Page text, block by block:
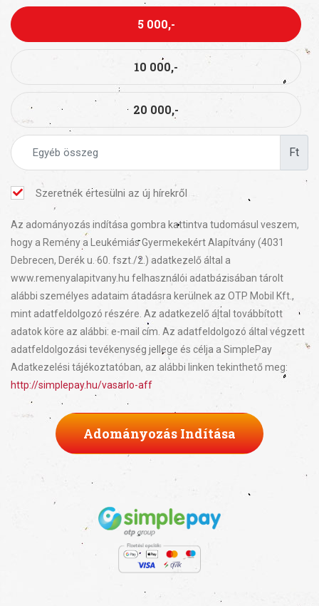
5 000,-
10 000,-
20 000,-
Ft
Szeretnék értesülni az új hírekről
Az adományozás indítása gombra kattintva tudomásul veszem,
hogy a Remény a Leukémiás Gyermekekért Alapítvány (4031
Debrecen, Derék u. 60. fszt./2.) adatkezelő által a
www.remenyalapitvany.hu felhasználói adatbázisában tárolt
alábbi személyes adataim átadásra kerülnek az OTP Mobil Kft.,
mint adatfeldolgozó részére. Az adatkezelő által továbbított
adatok köre az alábbi: e-mail cím. Az adatfeldolgozó által végzett
adatfeldolgozási tevékenység jellege és célja a SimplePay
Adatkezelési tájékoztatóban, az alábbi linken tekinthető meg:
http://simplepay.hu/vasarlo-aff
Adományozás Indítása